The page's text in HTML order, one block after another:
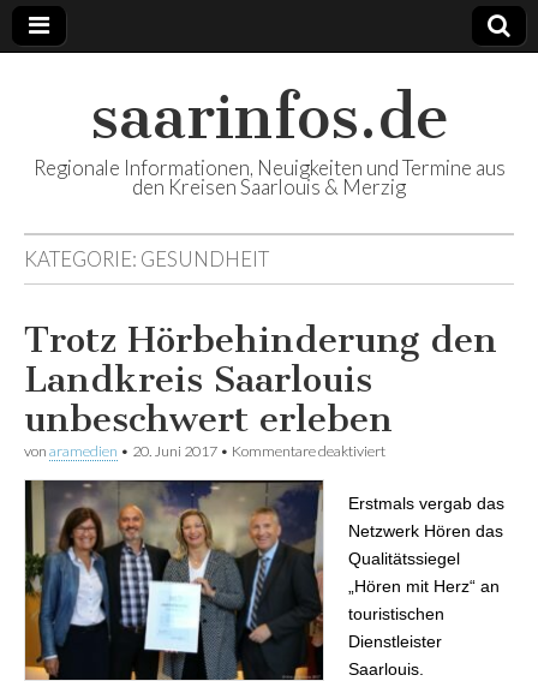
saarinfos.de
Regionale Informationen, Neuigkeiten und Termine aus
den Kreisen Saarlouis & Merzig
KATEGORIE: GESUNDHEIT
Trotz Hörbehinderung den
Landkreis Saarlouis
unbeschwert erleben
von aramedien • 20. Juni 2017 • Kommentare deaktiviert
unbeschwert erleben
Erstmals vergab das
Netzwerk Hören das
Qualitätssiegel
„Hören mit Herz“ an
touristischen
Dienstleister
Saarlouis.